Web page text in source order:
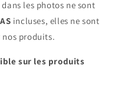
les photos ne sont
incluses, elles ne sont
nos produits.
sur les produits